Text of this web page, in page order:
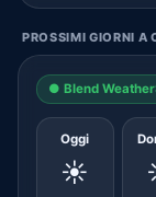
PROSSIMI GIORNI A
● Blend
Oggi
☀️